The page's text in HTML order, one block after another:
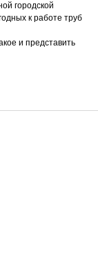
городской
к работе труб
и представить